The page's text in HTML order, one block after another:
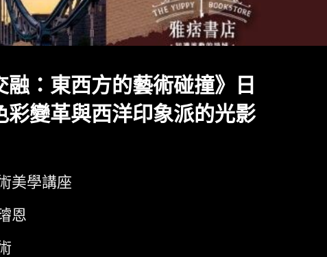
融：東西方的藝術碰撞》日
彩變革與西洋印象派的光影
美學講座
恩